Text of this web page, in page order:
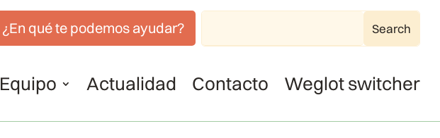
¿En qué te podemos ayudar?
Equipo Actualidad Contacto Weglot switcher